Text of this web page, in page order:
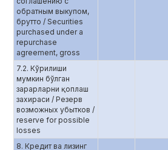
обратным выкупом,
брутто / Securities
purchased under a
repurchase
agreement, gross
7.2. Кўрилиши
мумкин бўлган
зарарларни қоплаш
захираси / Резерв
возможных убытков /
reserve for possible
losses
8. Кредит ва лизинг